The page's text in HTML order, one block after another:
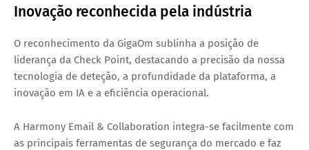
Inovação reconhecida pela indústria
O reconhecimento da GigaOm sublinha a posição de
liderança da Check Point, destacando a precisão da nossa
tecnologia de deteção, a profundidade da plataforma, a
inovação em IA e a eficiência operacional.
A Harmony Email & Collaboration integra-se facilmente com
as principais ferramentas de segurança do mercado e faz